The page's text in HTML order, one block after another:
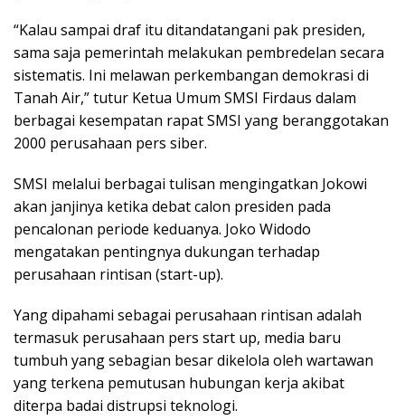
“Kalau sampai draf itu ditandatangani pak presiden,
sama saja pemerintah melakukan pembredelan secara
sistematis. Ini melawan perkembangan demokrasi di
Tanah Air,” tutur Ketua Umum SMSI Firdaus dalam
berbagai kesempatan rapat SMSI yang beranggotakan
2000 perusahaan pers siber.
SMSI melalui berbagai tulisan mengingatkan Jokowi
akan janjinya ketika debat calon presiden pada
pencalonan periode keduanya. Joko Widodo
mengatakan pentingnya dukungan terhadap
perusahaan rintisan (start-up).
Yang dipahami sebagai perusahaan rintisan adalah
termasuk perusahaan pers start up, media baru
tumbuh yang sebagian besar dikelola oleh wartawan
yang terkena pemutusan hubungan kerja akibat
diterpa badai distrupsi teknologi.